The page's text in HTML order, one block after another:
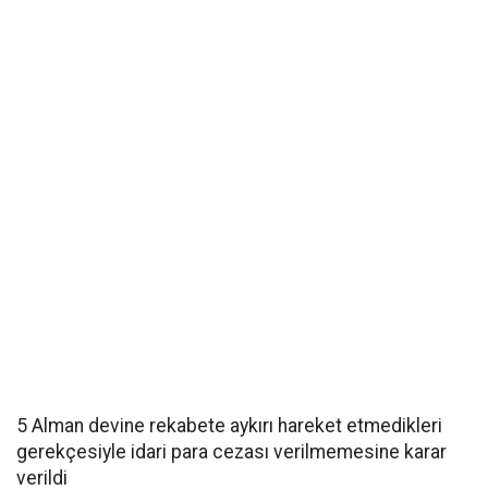
5 Alman devine rekabete aykırı hareket etmedikleri
gerekçesiyle idari para cezası verilmemesine karar
verildi